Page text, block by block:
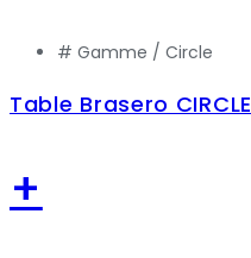
# Gamme / Circle
Table Brasero CIRCLE
+